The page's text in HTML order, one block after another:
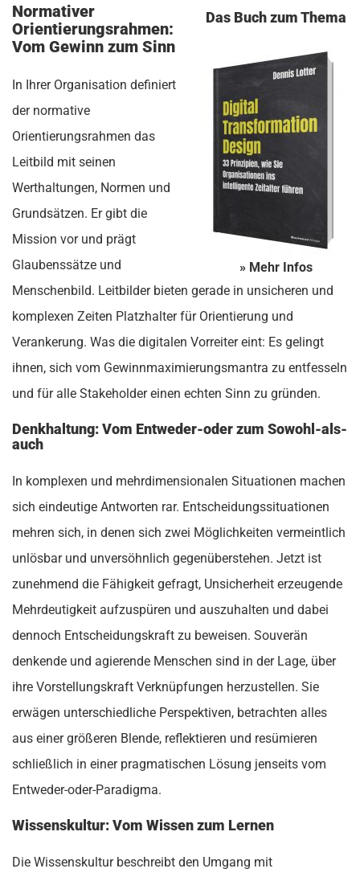
Das Buch zum Thema
» Mehr Infos
Normativer
Orientierungsrahmen:
Vom Gewinn zum Sinn
In Ihrer Organisation definiert
der normative
Orientierungsrahmen das
Leitbild mit seinen
Werthaltungen, Normen und
Grundsätzen. Er gibt die
Mission vor und prägt
Glaubenssätze und
Menschenbild. Leitbilder bieten gerade in unsicheren und
komplexen Zeiten Platzhalter für Orientierung und
Verankerung. Was die digitalen Vorreiter eint: Es gelingt
ihnen, sich vom Gewinnmaximierungsmantra zu entfesseln
und für alle Stakeholder einen echten Sinn zu gründen.
Denkhaltung: Vom Entweder-oder zum Sowohl-als-
auch
In komplexen und mehrdimensionalen Situationen machen
sich eindeutige Antworten rar. Entscheidungssituationen
mehren sich, in denen sich zwei Möglichkeiten vermeintlich
unlösbar und unversöhnlich gegenüberstehen. Jetzt ist
zunehmend die Fähigkeit gefragt, Unsicherheit erzeugende
Mehrdeutigkeit aufzuspüren und auszuhalten und dabei
dennoch Entscheidungskraft zu beweisen. Souverän
denkende und agierende Menschen sind in der Lage, über
ihre Vorstellungskraft Verknüpfungen herzustellen. Sie
erwägen unterschiedliche Perspektiven, betrachten alles
aus einer größeren Blende, reflektieren und resümieren
schließlich in einer pragmatischen Lösung jenseits vom
Entweder-oder-Paradigma.
Wissenskultur: Vom Wissen zum Lernen
Die Wissenskultur beschreibt den Umgang mit